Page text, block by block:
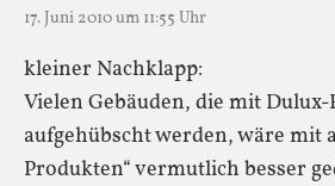
17. Juni 2010 um 11:55 Uhr
kleiner Nachklapp:
Vielen Gebäuden, die mit Dulux-
aufgehübscht werden, wäre mit
Produkten“ vermutlich besser